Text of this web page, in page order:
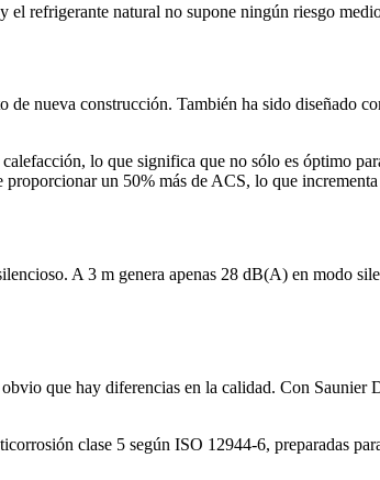
refrigerante natural no supone ningún riesgo
nueva construcción. También ha sido diseñado
lo que significa que no sólo es óptimo
un 50% más de ACS, lo que
A 3 m genera apenas 28 dB(A) en modo
que hay diferencias en la calidad. Con Saunier
clase 5 según ISO 12944-6, preparadas